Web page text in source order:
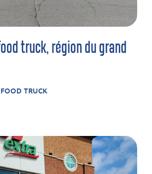
truck, région du grand
FOOD TRUCK